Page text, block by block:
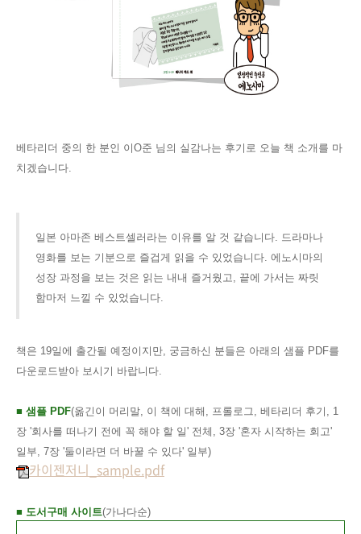
베타리더 중의 한 분인 이O준 님의 실감나는 후기로 오늘 책 소개를 마
치겠습니다.
일본 아마존 베스트셀러라는 이유를 알 것 같습니다. 드라마나
영화를 보는 기분으로 즐겁게 읽을 수 있었습니다. 에노시마의
성장 과정을 보는 것은 읽는 내내 즐거웠고, 끝에 가서는 짜릿
함마저 느낄 수 있었습니다.
책은 19일에 출간될 예정이지만, 궁금하신 분들은 아래의 샘플 PDF를
다운로드받아 보시기 바랍니다.
■ 샘플 PDF(옮긴이 머리말, 이 책에 대해, 프롤로그, 베타리더 후기, 1
장 '회사를 떠나기 전에 꼭 해야 할 일' 전체, 3장 '혼자 시작하는 회고'
일부, 7장 '둘이라면 더 바꿀 수 있다' 일부)
카이젠저니_sample.pdf
■ 도서구매 사이트(가나다순)